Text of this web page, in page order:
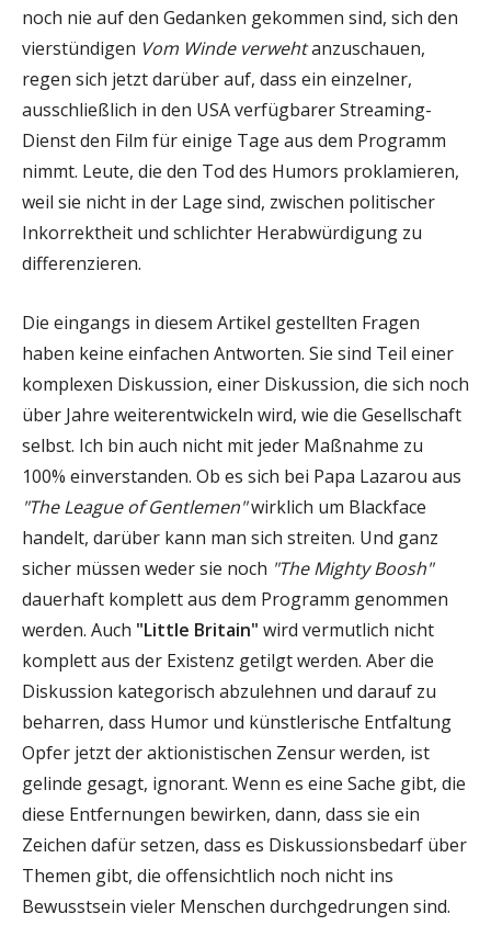
noch nie auf den Gedanken gekommen sind, sich den
vierstündigen Vom Winde verwehtanzuschauen,
regen sich jetzt darüber auf, dass ein einzelner,
ausschließlich in den USA verfügbarer Streaming-
Dienst den Film für einige Tage aus dem Programm
nimmt. Leute, die den Tod des Humors proklamieren,
weil sie nicht in der Lage sind, zwischen politischer
Inkorrektheit und schlichter Herabwürdigung zu
differenzieren.
Die eingangs in diesem Artikel gestellten Fragen
haben keine einfachen Antworten. Sie sind Teil einer
komplexen Diskussion, einer Diskussion, die sich noch
über Jahre weiterentwickeln wird, wie die Gesellschaft
selbst. Ich bin auch nicht mit jeder Maßnahme zu
100% einverstanden. Ob es sich bei Papa Lazarou aus
"The League of Gentlemen"wirklich um Blackface
handelt, darüber kann man sich streiten. Und ganz
sicher müssen weder sie noch "The Mighty Boosh"
dauerhaft komplett aus dem Programm genommen
werden. Auch "Little Britain" wird vermutlich nicht
komplett aus der Existenz getilgt werden. Aber die
Diskussion kategorisch abzulehnen und darauf zu
beharren, dass Humor und künstlerische Entfaltung
Opfer jetzt der aktionistischen Zensur werden, ist
gelinde gesagt, ignorant. Wenn es eine Sache gibt, die
diese Entfernungen bewirken, dann, dass sie ein
Zeichen dafür setzen, dass es Diskussionsbedarf über
Themen gibt, die offensichtlich noch nicht ins
Bewusstsein vieler Menschen durchgedrungen sind.